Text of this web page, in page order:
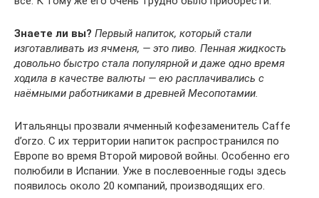
Знаете ли вы? Первый напиток, который стали
изготавливать из ячменя, — это пиво. Пенная жидкость
довольно быстро стала популярной и даже одно время
ходила в качестве валюты — ею расплачивались с
наёмными работниками в древней Месопотамии.
Итальянцы прозвали ячменный кофезаменитель Caffe
d’orzo. С их территории напиток распространился по
Европе во время Второй мировой войны. Особенно его
полюбили в Испании. Уже в послевоенные годы здесь
появилось около 20 компаний, производящих его.